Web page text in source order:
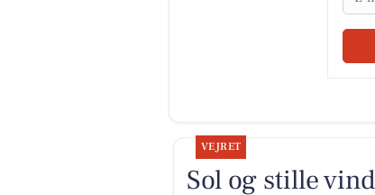
VEJRET
Sol og stille